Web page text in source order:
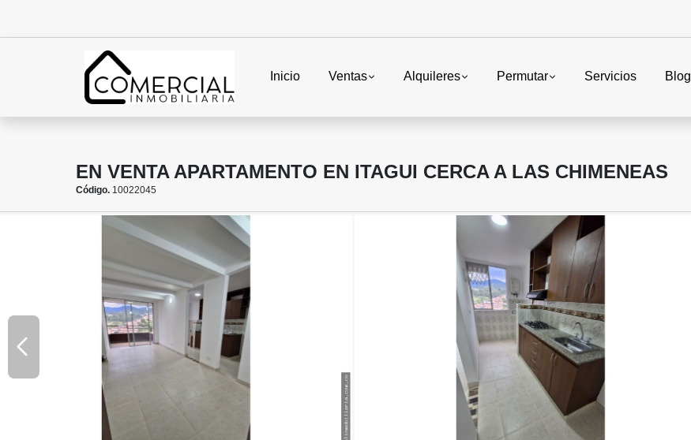
Inicio Ventas Alquileres Permutar Servicios Blog
EN VENTA APARTAMENTO EN ITAGUI CERCA A LAS CHIMENEAS
Código. 10022045